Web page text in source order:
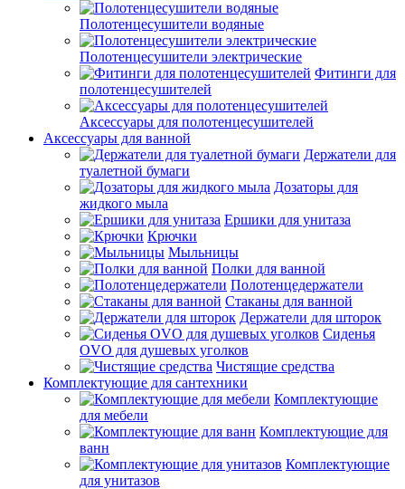
Полотенцесушители водяные
Полотенцесушители электрические
Фитинги для
полотенцесушителей
Аксессуары для полотенцесушителей
Аксессуары для ванной
Держатели для
туалетной бумаги
Дозаторы для
жидкого мыла
Ершики для унитаза
Крючки
Мыльницы
Полки для ванной
Полотенцедержатели
Стаканы для ванной
Держатели для шторок
Сиденья
OVO для душевых уголков
Чистящие средства
Комплектующие для сантехники
Комплектующие
для мебели
Комплектующие для
ванн
Комплектующие
для унитазов